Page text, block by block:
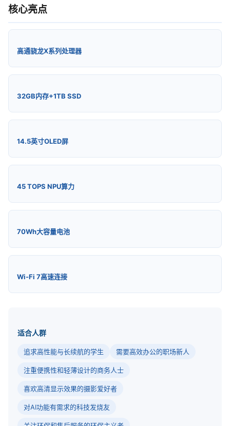
核心亮点
高通骁龙X系列处理器
32GB内存+1TB SSD
14.5英寸OLED屏
45 TOPS NPU算力
70Wh大容量电池
Wi-Fi 7高速连接
适合人群
追求高性能与长续航的学生 需要高效办公的职场新人
注重便携性和轻薄设计的商务人士
喜欢高清显示效果的摄影爱好者
对AI功能有需求的科技发烧友